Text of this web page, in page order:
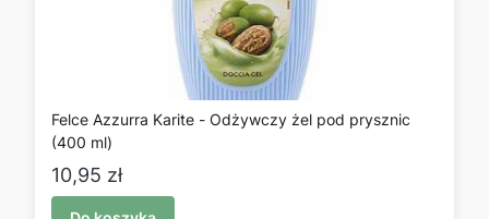
Felce Azzurra Karite - Odżywczy żel pod prysznic
(400 ml)
Cena
10,95 zł